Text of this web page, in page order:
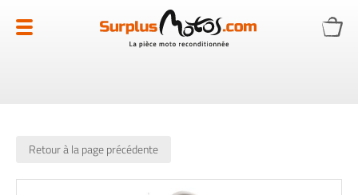
au
contenu
Retour à la page précédente